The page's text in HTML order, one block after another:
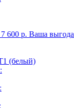
7 600 р. Ваша выгода
(белый)